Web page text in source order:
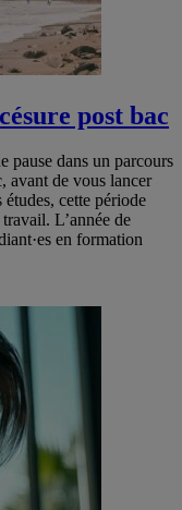
post bac
pause dans un parcours
avant de vous lancer
études, cette période
L’année de
en formation